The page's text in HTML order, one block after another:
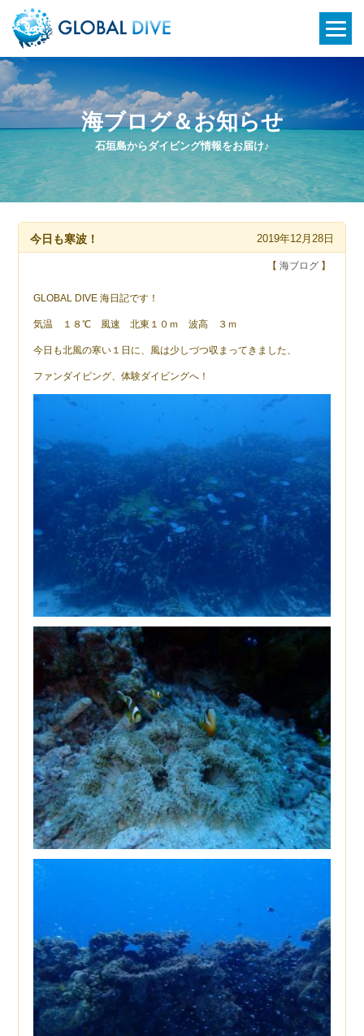
石垣島からダイビング情報をお届け♪
海ブログ＆お知らせ
今日も寒波！ 2019年12月28日
【 海ブログ】
GLOBAL DIVE 海日記です！
気温 １８℃ 風速 北東１０ｍ 波高 ３ｍ
今日も北風の寒い１日に、風は少しづつ収まってきました、
ファンダイビング、体験ダイビングへ！